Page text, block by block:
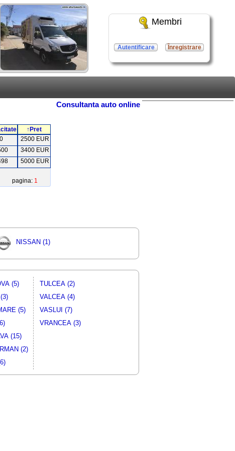
Membri
Autentificare Înregistrare
Consultanta auto online
↑Pret
0
2500 EUR
3400 EUR
5000 EUR
pagina: 1
NISSAN (1)
(5)
(5)
(15)
(2)
TULCEA (2)
VALCEA (4)
VASLUI (7)
VRANCEA (3)